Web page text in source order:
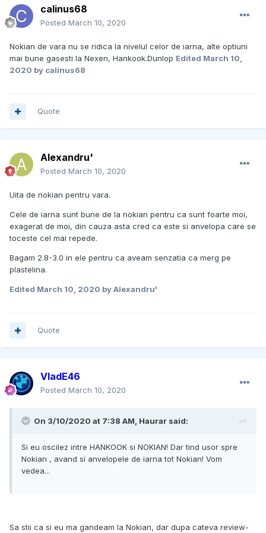
calinus68
Posted March 10, 2020
Nokian de vara nu se ridica la nivelul celor de iarna, alte optiuni
mai bune gasesti la Nexen, Hankook.Dunlop Edited March 10,
2020 by calinus68
Quote
Alexandru'
Posted March 10, 2020
Uita de nokian pentru vara.
Cele de iarna sunt bune de la nokian pentru ca sunt foarte moi,
exagerat de moi, din cauza asta cred ca este si anvelopa care se
toceste cel mai repede.
Bagam 2.8-3.0 in ele pentru ca aveam senzatia ca merg pe
plastelina.
Edited March 10, 2020 by Alexandru'
Quote
VladE46
Posted March 10, 2020
On 3/10/2020 at 7:38 AM, Haurar said:
Si eu oscilez intre HANKOOK si NOKIAN! Dar tind usor spre
Nokian , avand si anvelopele de iarna tot Nokian! Vom
vedea...
Sa stii ca si eu ma gandeam la Nokian, dar dupa cateva review-